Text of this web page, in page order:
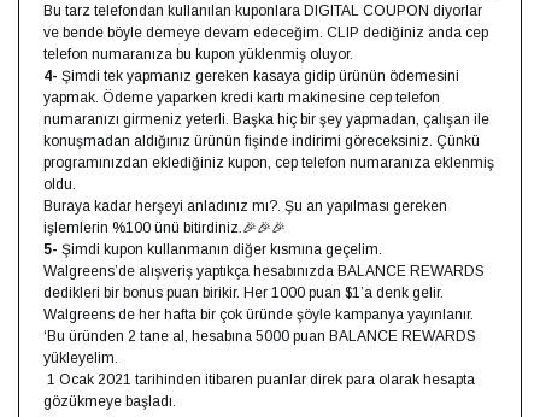
Bu tarz telefondan kullanılan kuponlara DIGITAL COUPON diyorlar
ve bende böyle demeye devam edeceğim. CLIP dediğiniz anda cep
telefon numaranıza bu kupon yüklenmiş oluyor.
4- Şimdi tek yapmanız gereken kasaya gidip ürünün ödemesini
yapmak. Ödeme yaparken kredi kartı makinesine cep telefon
numaranızı girmeniz yeterli. Başka hiç bir şey yapmadan, çalışan ile
konuşmadan aldığınız ürünün fişinde indirimi göreceksiniz. Çünkü
programınızdan eklediğiniz kupon, cep telefon numaranıza eklenmiş
oldu.
Buraya kadar herşeyi anladınız mı?. Şu an yapılması gereken
işlemlerin %100 ünü bitirdiniz.🎉🎉🎉
5- Şimdi kupon kullanmanın diğer kısmına geçelim.
Walgreens’de alışveriş yaptıkça hesabınızda BALANCE REWARDS
dedikleri bir bonus puan birikir. Her 1000 puan $1’a denk gelir.
Walgreens de her hafta bir çok üründe şöyle kampanya yayınlanır.
‘Bu üründen 2 tane al, hesabına 5000 puan BALANCE REWARDS
yükleyelim.
1 Ocak 2021 tarihinden itibaren puanlar direk para olarak hesapta
gözükmeye başladı.